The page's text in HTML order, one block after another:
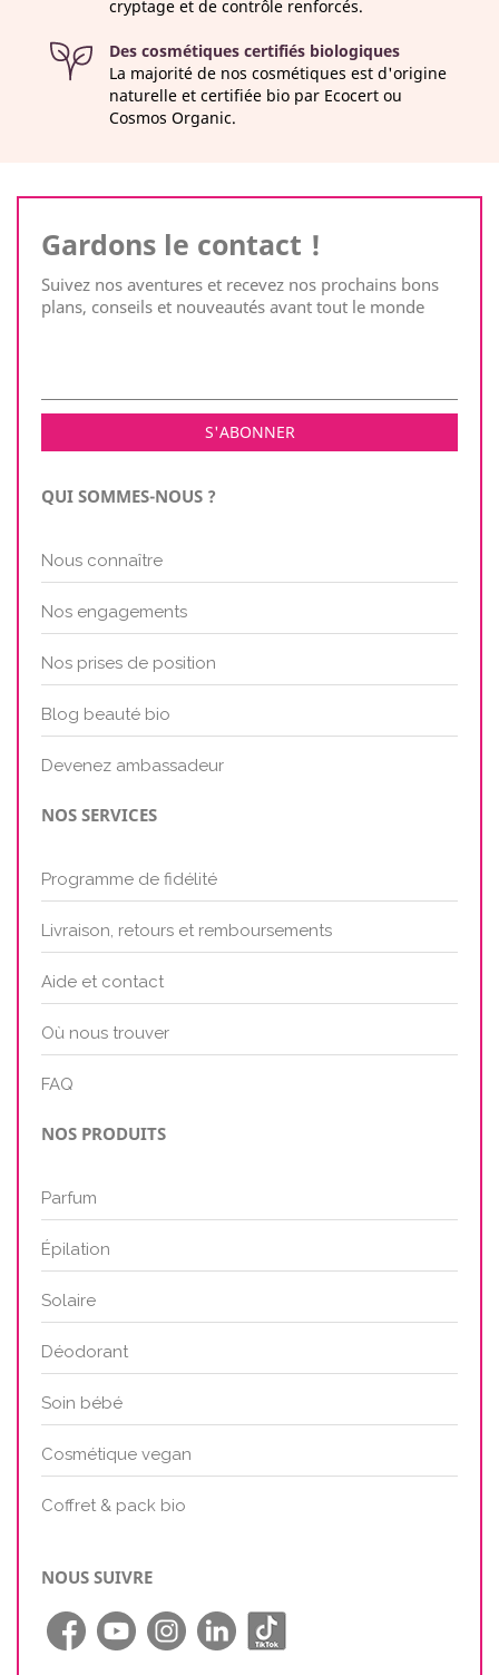
cryptage et de contrôle renforcés.
Des cosmétiques certifiés biologiques
La majorité de nos cosmétiques est d'origine
naturelle et certifiée bio par Ecocert ou
Cosmos Organic.
Gardons le contact !
Suivez nos aventures et recevez nos prochains bons
plans, conseils et nouveautés avant tout le monde
QUI SOMMES-NOUS ?
Nous connaître
Nos engagements
Nos prises de position
Blog beauté bio
Devenez ambassadeur
NOS SERVICES
Programme de fidélité
Livraison, retours et remboursements
Aide et contact
Où nous trouver
FAQ
NOS PRODUITS
Parfum
Épilation
Solaire
Déodorant
Soin bébé
Cosmétique vegan
Coffret & pack bio
NOUS SUIVRE